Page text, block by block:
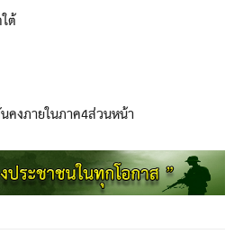
ต้
คงภายในภาค4ส่วนหน้า